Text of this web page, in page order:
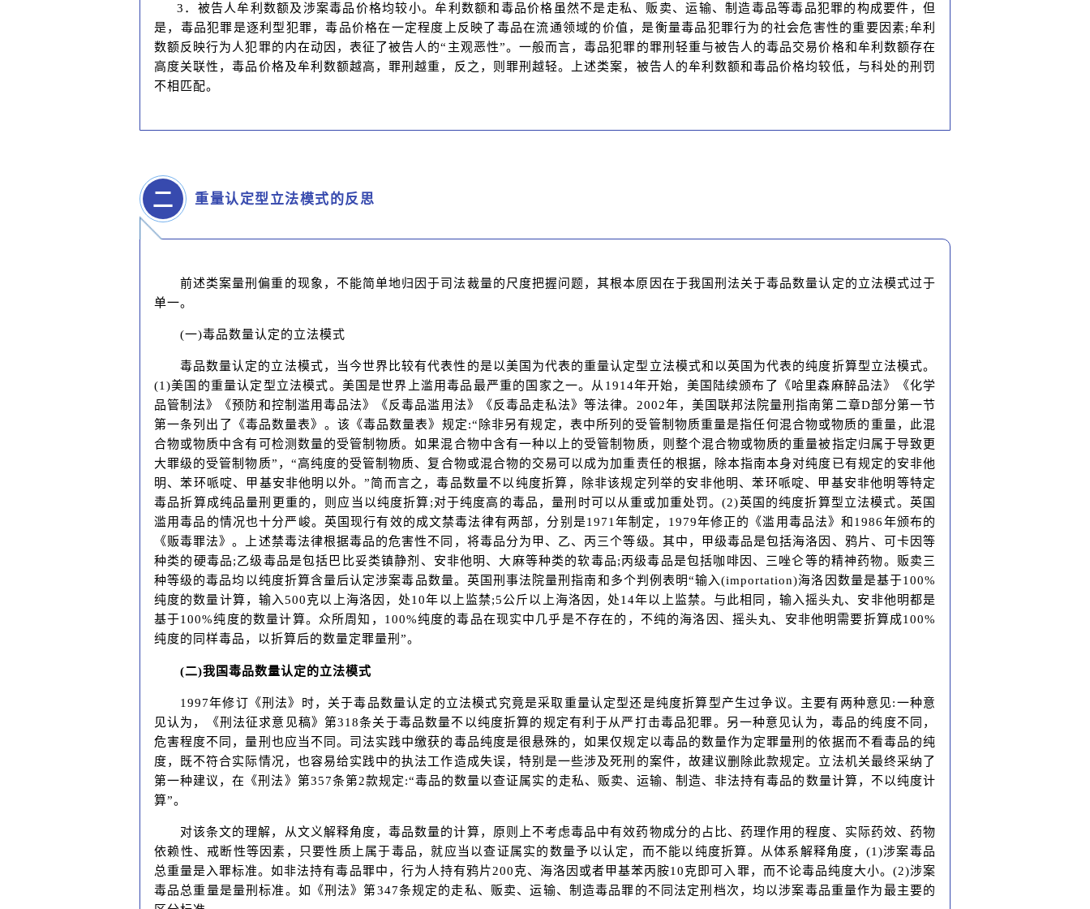
3．被告人牟利数额及涉案毒品价格均较小。牟利数额和毒品价格虽然不是走私、贩卖、运输、制造毒品等毒品犯罪的构成要件，但
是，毒品犯罪是逐利型犯罪，毒品价格在一定程度上反映了毒品在流通领域的价值，是衡量毒品犯罪行为的社会危害性的重要因素;牟利
数额反映行为人犯罪的内在动因，表征了被告人的“主观恶性”。一般而言，毒品犯罪的罪刑轻重与被告人的毒品交易价格和牟利数额存在
高度关联性，毒品价格及牟利数额越高，罪刑越重，反之，则罪刑越轻。上述类案，被告人的牟利数额和毒品价格均较低，与科处的刑罚
不相匹配。
二 重量认定型立法模式的反思
前述类案量刑偏重的现象，不能简单地归因于司法裁量的尺度把握问题，其根本原因在于我国刑法关于毒品数量认定的立法模式过于
单一。
(一)毒品数量认定的立法模式
毒品数量认定的立法模式，当今世界比较有代表性的是以美国为代表的重量认定型立法模式和以英国为代表的纯度折算型立法模式。
(1)美国的重量认定型立法模式。美国是世界上滥用毒品最严重的国家之一。从1914年开始，美国陆续颁布了《哈里森麻醉品法》《化学
品管制法》《预防和控制滥用毒品法》《反毒品滥用法》《反毒品走私法》等法律。2002年，美国联邦法院量刑指南第二章D部分第一节
第一条列出了《毒品数量表》。该《毒品数量表》规定:“除非另有规定，表中所列的受管制物质重量是指任何混合物或物质的重量，此混
合物或物质中含有可检测数量的受管制物质。如果混合物中含有一种以上的受管制物质，则整个混合物或物质的重量被指定归属于导致更
大罪级的受管制物质”，“高纯度的受管制物质、复合物或混合物的交易可以成为加重责任的根据，除本指南本身对纯度已有规定的安非他
明、苯环哌啶、甲基安非他明以外。”简而言之，毒品数量不以纯度折算，除非该规定列举的安非他明、苯环哌啶、甲基安非他明等特定
毒品折算成纯品量刑更重的，则应当以纯度折算;对于纯度高的毒品，量刑时可以从重或加重处罚。(2)英国的纯度折算型立法模式。英国
滥用毒品的情况也十分严峻。英国现行有效的成文禁毒法律有两部，分别是1971年制定，1979年修正的《滥用毒品法》和1986年颁布的
《贩毒罪法》。上述禁毒法律根据毒品的危害性不同，将毒品分为甲、乙、丙三个等级。其中，甲级毒品是包括海洛因、鸦片、可卡因等
种类的硬毒品;乙级毒品是包括巴比妥类镇静剂、安非他明、大麻等种类的软毒品;丙级毒品是包括咖啡因、三唑仑等的精神药物。贩卖三
种等级的毒品均以纯度折算含量后认定涉案毒品数量。英国刑事法院量刑指南和多个判例表明“输入(importation)海洛因数量是基于100%
纯度的数量计算，输入500克以上海洛因，处10年以上监禁;5公斤以上海洛因，处14年以上监禁。与此相同，输入摇头丸、安非他明都是
基于100%纯度的数量计算。众所周知，100%纯度的毒品在现实中几乎是不存在的，不纯的海洛因、摇头丸、安非他明需要折算成100%
纯度的同样毒品，以折算后的数量定罪量刑”。
(二)我国毒品数量认定的立法模式
1997年修订《刑法》时，关于毒品数量认定的立法模式究竟是采取重量认定型还是纯度折算型产生过争议。主要有两种意见:一种意
见认为，《刑法征求意见稿》第318条关于毒品数量不以纯度折算的规定有利于从严打击毒品犯罪。另一种意见认为，毒品的纯度不同，
危害程度不同，量刑也应当不同。司法实践中缴获的毒品纯度是很悬殊的，如果仅规定以毒品的数量作为定罪量刑的依据而不看毒品的纯
度，既不符合实际情况，也容易给实践中的执法工作造成失误，特别是一些涉及死刑的案件，故建议删除此款规定。立法机关最终采纳了
第一种建议，在《刑法》第357条第2款规定:“毒品的数量以查证属实的走私、贩卖、运输、制造、非法持有毒品的数量计算，不以纯度计
算”。
对该条文的理解，从文义解释角度，毒品数量的计算，原则上不考虑毒品中有效药物成分的占比、药理作用的程度、实际药效、药物
依赖性、戒断性等因素，只要性质上属于毒品，就应当以查证属实的数量予以认定，而不能以纯度折算。从体系解释角度，(1)涉案毒品
总重量是入罪标准。如非法持有毒品罪中，行为人持有鸦片200克、海洛因或者甲基苯丙胺10克即可入罪，而不论毒品纯度大小。(2)涉案
毒品总重量是量刑标准。如《刑法》第347条规定的走私、贩卖、运输、制造毒品罪的不同法定刑档次，均以涉案毒品重量作为最主要的